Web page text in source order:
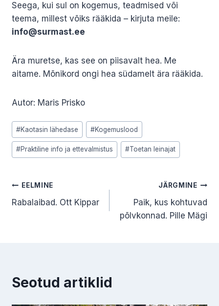
Seega, kui sul on kogemus, teadmised või
teema, millest võiks rääkida – kirjuta meile:
info@surmast.ee
Ära muretse, kas see on piisavalt hea. Me
aitame. Mõnikord ongi hea südamelt ära rääkida.
Autor: Maris Prisko
Post
Tags:
#Kaotasin lähedase #Kogemuslood
#Praktiline info ja ettevalmistus #Toetan leinajat
Navigeerimine
EELMINE
Rabalaibad. Ott Kippar
JÄRGMINE
Paik, kus kohtuvad
põlvkonnad. Pille Mägi
Seotud artiklid